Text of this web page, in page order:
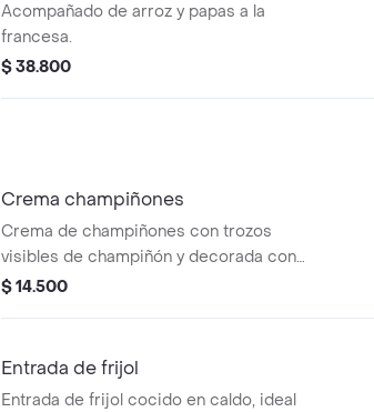
Acompañado de arroz y papas a la
francesa.
$ 38.800
Crema champiñones
Crema de champiñones con trozos
visibles de champiñón y decorada con
perejil.
$ 14.500
Entrada de frijol
Entrada de frijol cocido en caldo, ideal